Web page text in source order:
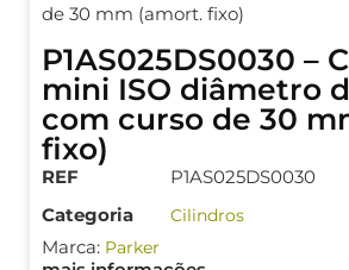
de 30 mm (amort. fixo)
P1AS025DS0030 –
mini ISO diâmetro
com curso de 30
fixo)
REF
P1AS025DS0030
Categoria
Cilindros
Marca: Parker